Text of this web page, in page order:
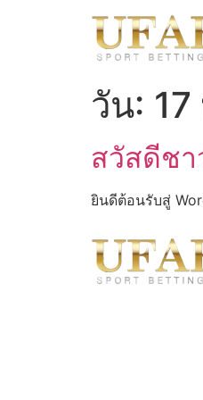
วัน:
สวัสดีชา
ยินดีต้อนรับสู่